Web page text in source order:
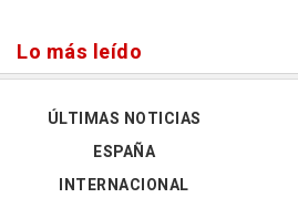
Lo más leído
ÚLTIMAS NOTICIAS
ESPAÑA
INTERNACIONAL